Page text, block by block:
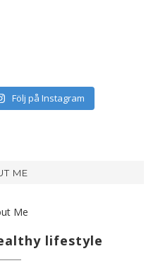
Följ på Instagram
ME
lifestyle